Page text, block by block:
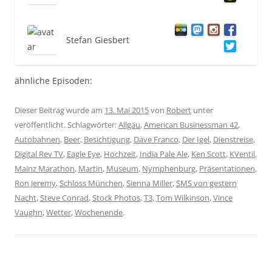
Stefan Giesbert
ähnliche Episoden:
Dieser Beitrag wurde am 13. Mai 2015von Robert unter
veröffentlicht. Schlagwörter:Allgäu,American Businessman 42,
Autobahnen, Beer, Besichtigung, Dave Franco, Der Igel, Dienstreise,
Digital Rev TV, Eagle Eye, Hochzeit, India Pale Ale, Ken Scott, KVentil,
Mainz Marathon, Martin, Museum, Nymphenburg, Präsentationen,
Ron Jeremy,Schloss München,Sienna Miller,SMS von gestern
Nacht,Steve Conrad,Stock Photos,T3,Tom Wilkinson,Vince
Vaughn,Wetter,Wochenende.